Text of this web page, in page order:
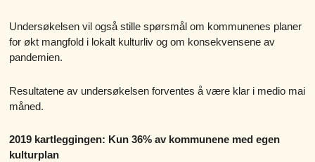
Undersøkelsen vil også stille spørsmål om kommunenes planer
for økt mangfold i lokalt kulturliv og om konsekvensene av
pandemien.
Resultatene av undersøkelsen forventes å være klar i medio mai
måned.
2019 kartleggingen: Kun 36% av kommunene med egen
kulturplan